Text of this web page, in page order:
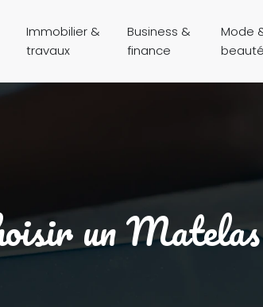
Immobilier &
travaux
Business &
finance
Mode
beauté
un